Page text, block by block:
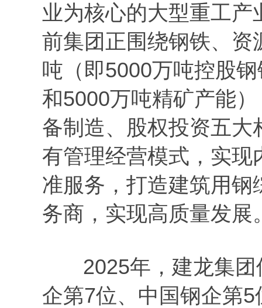
业为核心的大型重工
前集团正围绕钢铁、资
吨（即5000万吨控股
和5000万吨精矿产能
备制造、股权投资五
有管理经营模式，实现
准服务，打造建筑用
务商，实现高质量发展
2025年，建龙集团
企第7位、中国钢企第